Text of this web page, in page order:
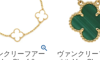
クリーフアー
ヴァンクリー